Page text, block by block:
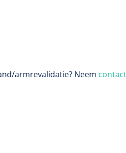
armrevalidatie? Neem contact